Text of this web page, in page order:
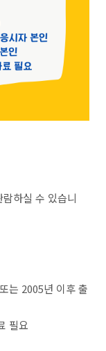
하실 수 있습니
는 2005년 이후 출
필요